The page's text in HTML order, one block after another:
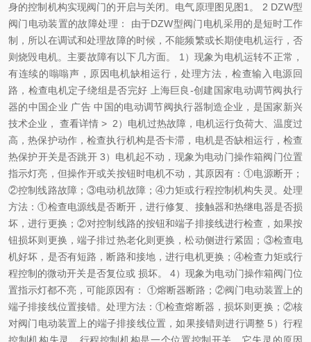
身的控制机构实现阀门的开启与关闭。电气原理图见图1。 2 DZW型
阀门电动装置的故障处理： 由于DZW型阀门电机采用的是短时工作
制，所以在调试和处理故障的时候，不能频繁或长期使电机运行，否
则烧毁电机。主要故障有以下几方面。 1）现象为电机运转不正常，
有连续的嗡嗡声，原因电机缺相运行，处理方法，检查输入电源回
路，检查电机定子绕组是否完好 上海巨良-创建国家电动调节阀执行
器的中国企业 广告 中国的电动调节阀执行器制造企业，是国家新兴
技术企业， 查看详情 > 2）电机过热故障，电机运行负荷大、温度过
高，热保护动作，检查执行机构是否卡滞，电机是否缺相运行，检查
热保护开关是否跳开 3）电机起不动，现象为电动门操作箱阀门位置
指示灯亮，但操作开或关按钮时电机不动，其原因有：①电源断开；
②控制线路故障；③电动机故障；④力矩或行程控制机构失灵。处理
方法：①检查电源线是否断开，进行修复、接触器和热继电器是否损
坏，进行更换；②对控制线路的按钮和端子排接线进行检查，如果按
钮损坏则更换，端子排过热老化则更换，松动侧进行紧固；③检查电
机好坏，是否有短路，断路和接地，进行电机更换；④检查力矩或行
程控制的微动开关是否复位或 损坏。 4）现象为电动门操作箱阀门位
置指示灯都不亮，可能原因有： ①熔断器断路；②阀门电动装置上的
端子排接线位置接错。处理方法：①检查熔断器，损坏则更换；②核
对阀门电动装置上的端子排接线位置，如果接错则进行调整 5）行程